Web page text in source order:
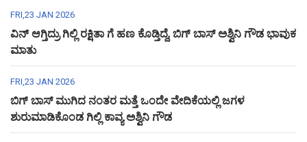
FRI,23 JAN 2026
ವಿನ್ ಆಗ್ತಿದ್ರು ಗಿಲ್ಲಿ ರಕ್ಷಿತಾ ಗೆ ಹಣ ಕೊಡ್ತಿದ್ದೆ, ಬಿಗ್ ಬಾಸ್ ಅಶ್ವಿನಿ ಗೌಡ ಭಾವುಕ
ಮಾತು
FRI,23 JAN 2026
ಬಿಗ್ ಬಾಸ್ ಮುಗಿದ ನಂತರ ಮತ್ತೆ ಒಂದೇ ವೇದಿಕೆಯಲ್ಲಿ ಜಗಳ
ಶುರುಮಾಡಿಕೊಂಡ ಗಿಲ್ಲಿ ಕಾವ್ಯ ಅಶ್ವಿನಿ ಗೌಡ